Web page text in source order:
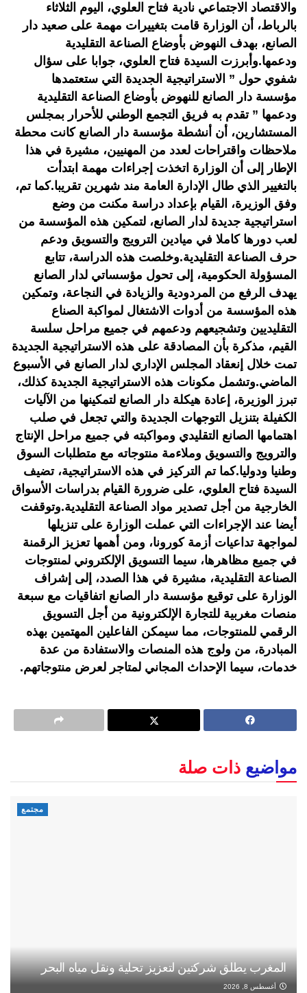
والاقتصاد الاجتماعي نادية فتاح العلوي، اليوم الثلاثاء
بالرباط، أن الوزارة قامت بتغييرات مهمة على صعيد دار
الصانع، بهدف النهوض بأوضاع الصناعة التقليدية
ودعمها.وأبرزت السيدة فتاح العلوي، جوابا على سؤال
شفوي حول ” الاستراتيجية الجديدة التي ستعتمدها
مؤسسة دار الصانع للنهوض بأوضاع الصناعة التقليدية
ودعمها ” تقدم به فريق التجمع الوطني للأحرار بمجلس
المستشارين، أن أنشطة مؤسسة دار الصانع كانت محطة
ملاحظات واقتراحات لعدد من المهنيين، مشيرة في هذا
الإطار إلى أن الوزارة اتخذت إجراءات مهمة ابتدأت
بالتغيير الذي طال الإدارة العامة مند شهرين تقريبا.كما تم،
وفق الوزيرة، القيام بإعداد دراسة مكنت من وضع
استراتيجية جديدة لدار الصانع، لتمكين هذه المؤسسة من
لعب دورها كاملا في ميادين الترويج والتسويق ودعم
حرف الصناعة التقليدية.وخلصت هذه الدراسة، تتابع
المسؤولة الحكومية، إلى تحول مؤسساتي لدار الصانع
يهدف الرفع من المردودية والزيادة في النجاعة، وتمكين
هذه المؤسسة من أدوات الاشتغال لمواكبة الصناع
التقليديين وتشجيعهم ودعمهم في جميع مراحل سلسة
القيم، مذكرة بأن المصادقة على هذه الاستراتيجية الجديدة
تمت خلال إنعقاد المجلس الإداري لدار الصانع في الأسبوع
الماضي.وتشمل مكونات هذه الاستراتيجية الجديدة كذلك،
تبرز الوزيرة، إعادة هيكلة دار الصانع لتمكينها من الآليات
الكفيلة بتنزيل التوجهات الجديدة والتي تجعل في صلب
اهتمامها الصانع التقليدي ومواكبته في جميع مراحل الإنتاج
والترويج والتسويق وملاءمة منتوجاته مع متطلبات السوق
وطنيا ودوليا.كما تم التركيز في هذه الاستراتيجية، تضيف
السيدة فتاح العلوي، على ضرورة القيام بدراسات الأسواق
الخارجية من أجل تصدير مواد الصناعة التقليدية.وتوقفت
أيضا عند الإجراءات التي عملت الوزارة على تنزيلها
لمواجهة تداعيات أزمة كورونا، ومن أهمها تعزيز الرقمنة
في جميع مظاهرها، سيما التسويق الإلكتروني لمنتوجات
الصناعة التقليدية، مشيرة في هذا الصدد، إلى إشراف
الوزارة على توقيع مؤسسة دار الصانع اتفاقيات مع سبعة
منصات مغربية للتجارة الإلكترونية من أجل التسويق
الرقمي للمنتوجات، مما سيمكن الفاعلين المهتمين بهذه
المبادرة، من ولوج هذه المنصات والاستفادة من عدة
خدمات، سيما الإحداث المجاني لمتاجر لعرض منتوجاتهم.
مواضيع ذات صلة
مجتمع
المغرب يطلق شركتين لتعزيز تحلية ونقل مياه البحر
أغسطس 8, 2026